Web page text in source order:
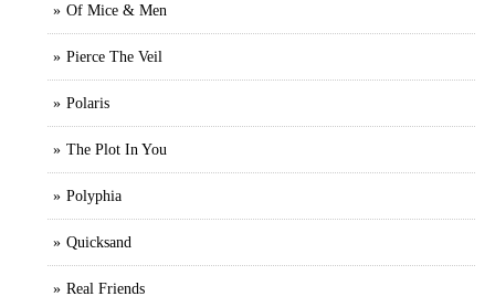
Of Mice & Men
Pierce The Veil
Polaris
The Plot In You
Polyphia
Quicksand
Real Friends